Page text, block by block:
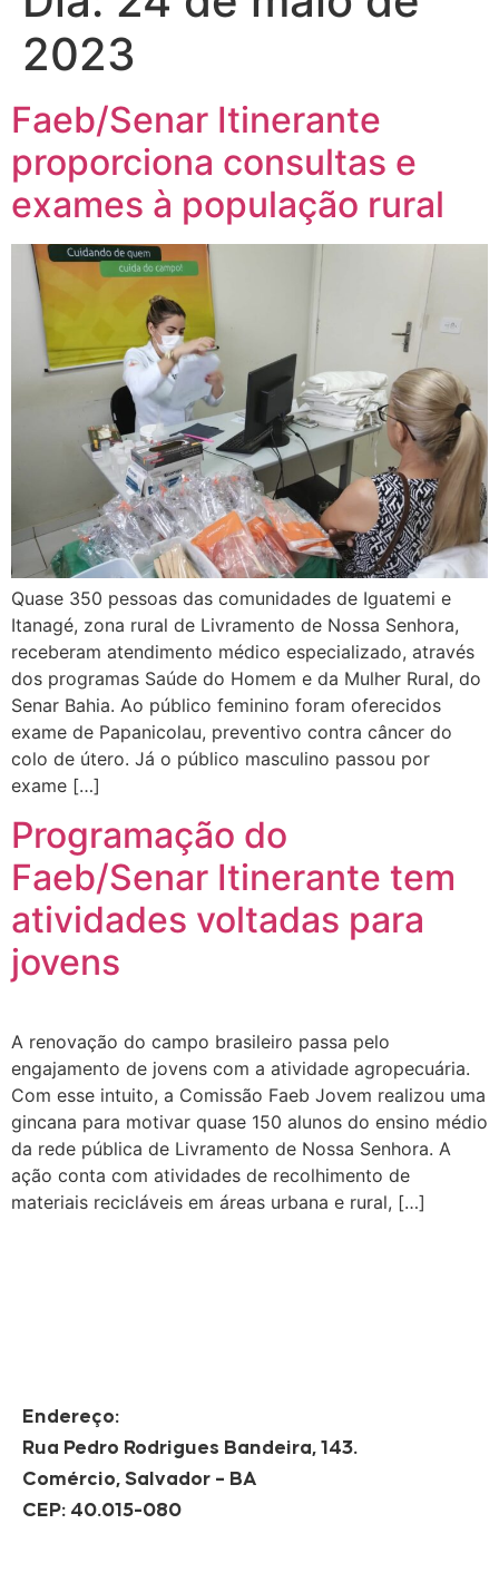
2023
Faeb/Senar Itinerante
proporciona consultas e
exames à população rural
Quase 350 pessoas das comunidades de Iguatemi e
Itanagé, zona rural de Livramento de Nossa Senhora,
receberam atendimento médico especializado, através
dos programas Saúde do Homem e da Mulher Rural, do
Senar Bahia. Ao público feminino foram oferecidos
exame de Papanicolau, preventivo contra câncer do
colo de útero. Já o público masculino passou por
exame […]
Programação do
Faeb/Senar Itinerante tem
atividades voltadas para
jovens
A renovação do campo brasileiro passa pelo
engajamento de jovens com a atividade agropecuária.
Com esse intuito, a Comissão Faeb Jovem realizou uma
gincana para motivar quase 150 alunos do ensino médio
da rede pública de Livramento de Nossa Senhora. A
ação conta com atividades de recolhimento de
materiais recicláveis em áreas urbana e rural, […]
Endereço:
Rua Pedro Rodrigues Bandeira, 143.
Comércio, Salvador – BA
CEP: 40.015-080